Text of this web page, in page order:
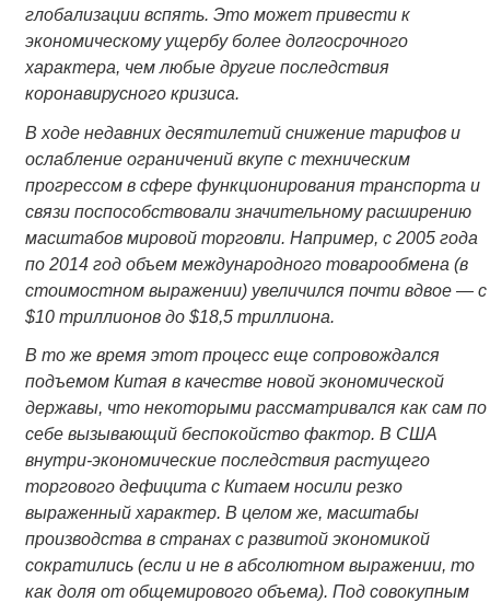
глобализации вспять. Это может привести к
экономическому ущербу более долгосрочного
характера, чем любые другие последствия
коронавирусного кризиса.
В ходе недавних десятилетий снижение тарифов и
ослабление ограничений вкупе с техническим
прогрессом в сфере функционирования транспорта и
связи поспособствовали значительному расширению
масштабов мировой торговли. Например, с 2005 года
по 2014 год объем международного товарообмена (в
стоимостном выражении) увеличился почти вдвое — с
$10 триллионов до $18,5 триллиона.
В то же время этот процесс еще сопровождался
подъемом Китая в качестве новой экономической
державы, что некоторыми рассматривался как сам по
себе вызывающий беспокойство фактор. В США
внутри-экономические последствия растущего
торгового дефицита с Китаем носили резко
выраженный характер. В целом же, масштабы
производства в странах с развитой экономикой
сократились (если и не в абсолютном выражении, то
как доля от общемирового объема). Под совокупным